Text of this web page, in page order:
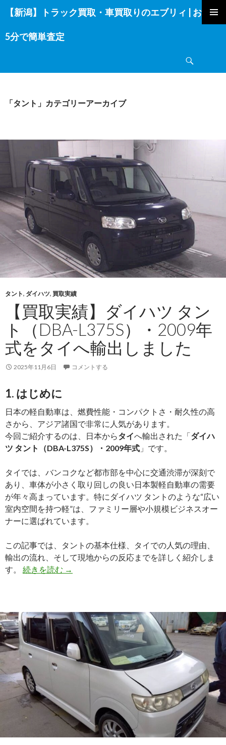
【新潟】トラック買取・車買取りのエブリィ | お電話
5分で簡単査定
ン
テ
へ
ッ「タント」カテゴリーアーカイブ
タント, ダイハツ, 買取実績
【買取実績】ダイハツ タン
ト（DBA-L375S）・2009年
式をタイへ輸出しました
2025年11月6日 コメントする
1. はじめに
日本の軽自動車は、燃費性能・コンパクトさ・耐久性の高
さから、アジア諸国で非常に人気があります。
今回ご紹介するのは、日本からタイへ輸出された「ダイハ
ツ タント（DBA-L375S）・2009年式 」です。
タイでは、バンコクなど都市部を中心に交通渋滞が深刻で
あり、車体が小さく取り回しの良い日本製軽自動車の需要
が年々高まっています。特にダイハツ タントのような“広い
室内空間を持つ軽”は、ファミリー層や小規模ビジネスオー
ナーに選ばれています。
この記事では、タントの基本仕様、タイでの人気の理由、
輸出の流れ、そして現地からの反応までを詳しく紹介しま
す。 続きを読む
【買
ダ
イ
ハ
ツ
（DBA-
L375S）・
2009
年
→